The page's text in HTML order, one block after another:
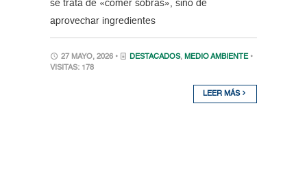
se trata de «comer sobras», sino de
aprovechar ingredientes
27 MAYO, 2026 • DESTACADOS, MEDIO AMBIENTE •
VISITAS: 178
LEER MÁS